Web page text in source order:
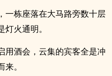
一栋座落在大马路旁数十层
火通明。
用酒会，云集的宾客全是冲
。